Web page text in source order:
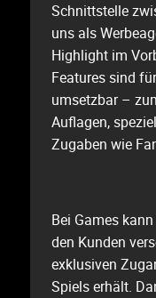
Schnittstelle
uns als
Highlight im
Features sind
umsetzbar –
Auflagen,
Zugaben wie
Bei Games
den Kunden
exklusiven
Spiels erhält.